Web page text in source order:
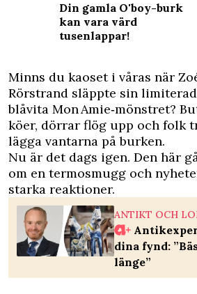
Din gamla O'boy-burk
kan vara värd
tusenlappar!
Minns du kaoset i våras när
Rörstrand släppte sin
blåvita Mon Amie‑mönstret?
köer, dörrar flög upp och folk
lägga vantarna på burken.
Nu är det dags igen. Den här
om en termosmugg och
starka reaktioner.
ANTIKT OCH
dina fynd:
länge”